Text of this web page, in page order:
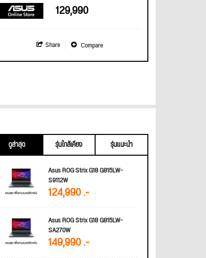
129,990
Share Compare
ดูล่าสุด รุ่นใกล้เคียง
รุ่นแนะนำ
Asus ROG Strix G18 G815LW-
S9112W
124,990 .-
Asus ROG Strix G18 G815LW-
SA270W
149,990 .-